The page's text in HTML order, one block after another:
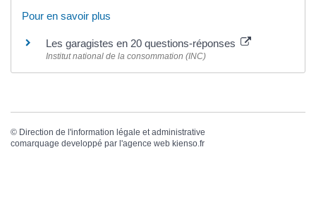
Pour en savoir plus
Les garagistes en 20 questions-réponses
Institut national de la consommation (INC)
© Direction de l'information légale et administrative
comarquage developpé par l'agence web kienso.fr